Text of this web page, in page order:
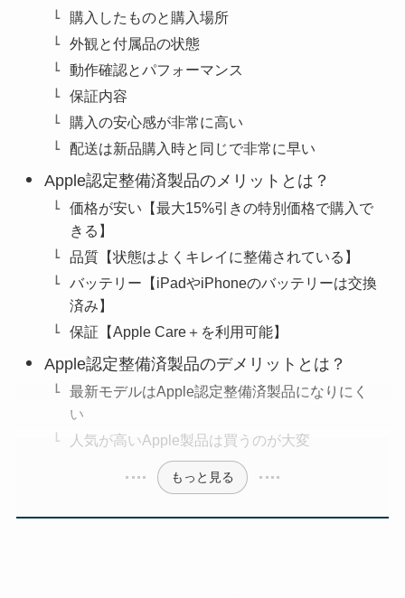
購入したものと購入場所
外観と付属品の状態
動作確認とパフォーマンス
保証内容
購入の安心感が非常に高い
配送は新品購入時と同じで非常に早い
Apple認定整備済製品のメリットとは？
価格が安い【最大15%引きの特別価格で購入で
きる】
品質【状態はよくキレイに整備されている】
バッテリー【iPadやiPhoneのバッテリーは交換
済み】
保証【Apple Care＋を利用可能】
Apple認定整備済製品のデメリットとは？
最新モデルはApple認定整備済製品になりにく
い
人気が高いApple製品は買うのが大変
もっと見る